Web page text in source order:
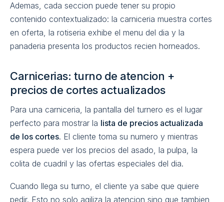
Ademas, cada seccion puede tener su propio
contenido contextualizado: la carniceria muestra cortes
en oferta, la rotiseria exhibe el menu del dia y la
panaderia presenta los productos recien horneados.
Carnicerias: turno de atencion +
precios de cortes actualizados
Para una carniceria, la pantalla del turnero es el lugar
perfecto para mostrar la lista de precios actualizada
de los cortes. El cliente toma su numero y mientras
espera puede ver los precios del asado, la pulpa, la
colita de cuadril y las ofertas especiales del dia.
Cuando llega su turno, el cliente ya sabe que quiere
pedir. Esto no solo agiliza la atencion sino que tambien